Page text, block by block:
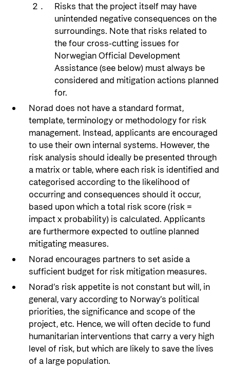
Risks that the project itself may have
unintended negative consequences on the
surroundings. Note that risks related to
the four cross-cutting issues for
Norwegian Official Development
Assistance (see below) must always be
considered and mitigation actions planned
for.
Norad does not have a standard format,
template, terminology or methodology for risk
management. Instead, applicants are encouraged
to use their own internal systems. However, the
risk analysis should ideally be presented through
a matrix or table, where each risk is identified and
categorised according to the likelihood of
occurring and consequences should it occur,
based upon which a total risk score (risk =
impact x probability) is calculated. Applicants
are furthermore expected to outline planned
mitigating measures.
Norad encourages partners to set aside a
sufficient budget for risk mitigation measures.
Norad’s risk appetite is not constant but will, in
general, vary according to Norway’s political
priorities, the significance and scope of the
project, etc. Hence, we will often decide to fund
humanitarian interventions that carry a very high
level of risk, but which are likely to save the lives
of a large population.